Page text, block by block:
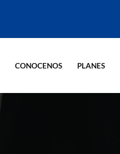
CONOCENOS PLANES